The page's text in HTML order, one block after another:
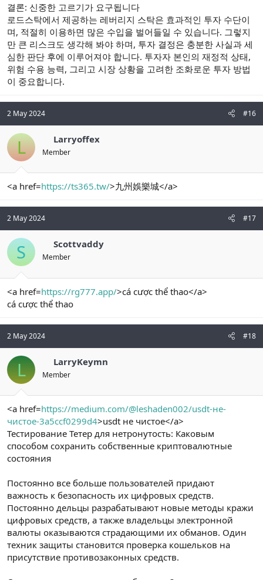
결론: 신중한 고르기가 요구됩니다
로드스탁에서 제공하는 레버리지 스탁은 효과적인 투자 수단이
며, 적절히 이용하면 많은 수입을 벌어들일 수 있습니다. 그렇지
만 큰 리스크도 생각해 봐야 하며, 투자 결정은 충분한 사실과 세
심한 판단 후에 이루어져야 합니다. 투자자 본인의 재정적 상태,
위험 수용 능력, 그리고 시장 상황을 고려한 조화로운 투자 방법
이 중요합니다.
2 May 2024 #16
L Larryoffex
Member
<a href=https://ts365.tw/>九州娛樂城</a>
2 May 2024 #17
S Scottvaddy
Member
<a href=https://rg777.app/>cá cược thể thao</a>
cá cược thể thao
2 May 2024 #18
L LarryKeymn
Member
<a href=https://medium.com/@leshaden002/usdt-не-
чистое-3a5ccf0299d4>usdt не чистое</a>
Тестирование Тетер для нетронутость: Каковым
способом сохранить собственные криптовалютные
состояния
Постоянно все больше пользователей придают
важность к безопасность их цифровых средств.
Постоянно дельцы разрабатывают новые методы кражи
цифровых средств, а также владельцы электронной
валюты оказываются страдающими их обманов. Один
техник защиты становится проверка кошельков на
присутствие противозаконных средств.